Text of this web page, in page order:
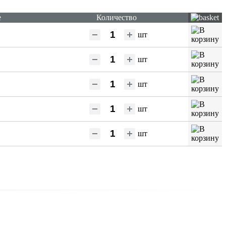
Количество
шт
шт
шт
шт
шт